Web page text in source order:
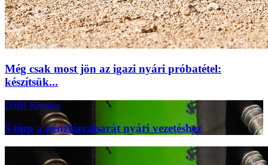
Még csak most jön az igazi nyári próbatétel:
készítsük...
DMB Kisokos
5 tipp a pénztárcabarát nyári vezetéshez